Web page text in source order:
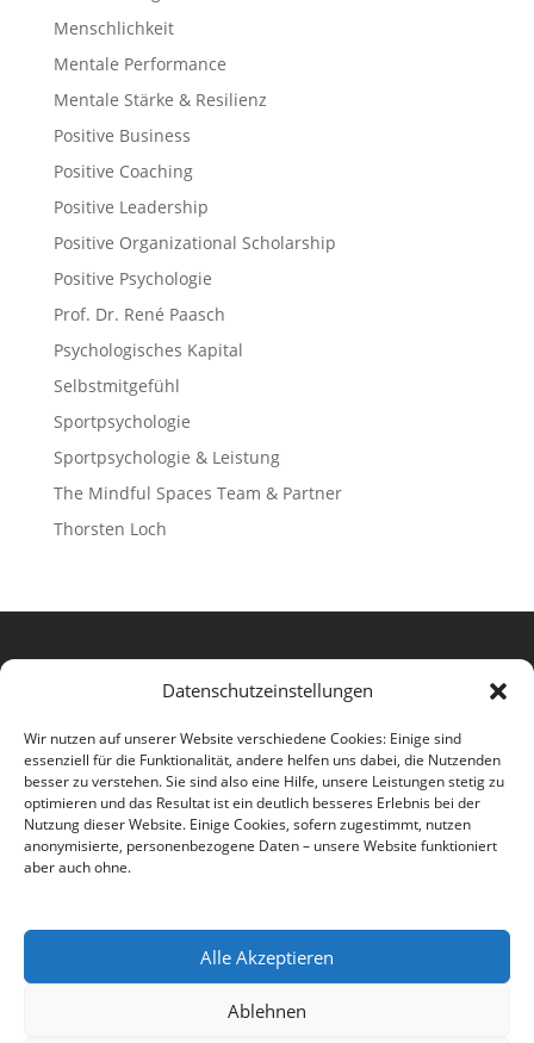
Datenschutzeinstellungen
Wir nutzen auf unserer Website verschiedene Cookies: Einige sind
essenziell für die Funktionalität, andere helfen uns dabei, die Nutzenden
besser zu verstehen. Sie sind also eine Hilfe, unsere Leistungen stetig zu
optimieren und das Resultat ist ein deutlich besseres Erlebnis bei der
Nutzung dieser Website. Einige Cookies, sofern zugestimmt, nutzen
anonymisierte, personenbezogene Daten – unsere Website funktioniert
aber auch ohne.
Alle Akzeptieren
Ablehnen
Menschlichkeit
Mentale Performance
Mentale Stärke & Resilienz
Positive Business
Positive Coaching
Positive Leadership
Positive Organizational Scholarship
Positive Psychologie
Prof. Dr. René Paasch
Psychologisches Kapital
Selbstmitgefühl
Sportpsychologie
Sportpsychologie & Leistung
The Mindful Spaces Team & Partner
Thorsten Loch
 +49 (0) 177 465 84 19
 hallo@renepaasch.com